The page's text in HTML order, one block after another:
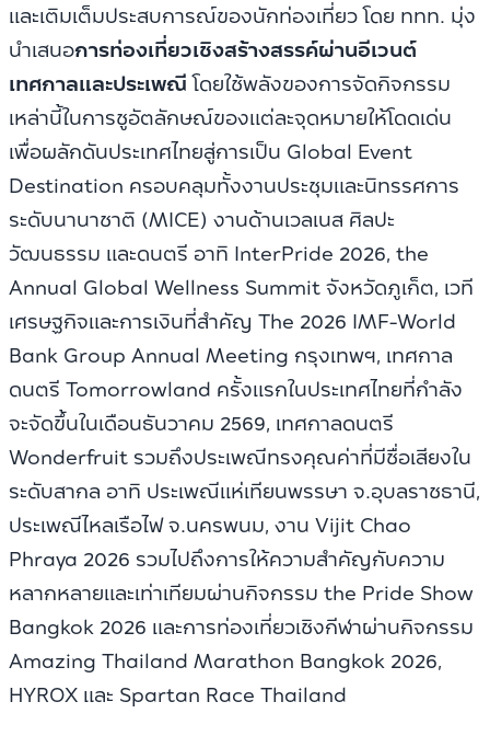
และเติมเต็มประสบการณ์ของนักท่องเที่ยว โดย ททท. มุ่ง
นำเสนอการท่องเที่ยวเชิงสร้างสรรค์ผ่านอีเวนต์
เทศกาลและประเพณีโดยใช้พลังของการจัดกิจกรรม
เหล่านี้ในการชูอัตลักษณ์ของแต่ละจุดหมายให้โดดเด่น
เพื่อผลักดันประเทศไทยสู่การเป็น Global Event
Destination ครอบคลุมทั้งงานประชุมและนิทรรศการ
ระดับนานาชาติ (MICE) งานด้านเวลเนส ศิลปะ
วัฒนธรรม และดนตรี อาทิ InterPride 2026, the
Annual Global Wellness Summit จังหวัดภูเก็ต, เวที
เศรษฐกิจและการเงินที่สำคัญ The 2026 IMF-World
Bank Group Annual Meeting กรุงเทพฯ, เทศกาล
ดนตรี Tomorrowland ครั้งแรกในประเทศไทยที่กำลัง
จะจัดขึ้นในเดือนธันวาคม 2569, เทศกาลดนตรี
Wonderfruit รวมถึงประเพณีทรงคุณค่าที่มีชื่อเสียงใน
ระดับสากล อาทิ ประเพณีแห่เทียนพรรษา จ.อุบลราชธานี,
ประเพณีไหลเรือไฟ จ.นครพนม, งาน Vijit Chao
Phraya 2026 รวมไปถึงการให้ความสำคัญกับความ
หลากหลายและเท่าเทียมผ่านกิจกรรม the Pride Show
Bangkok 2026 และการท่องเที่ยวเชิงกีฬาผ่านกิจกรรม
Amazing Thailand Marathon Bangkok 2026,
HYROX และ Spartan Race Thailand